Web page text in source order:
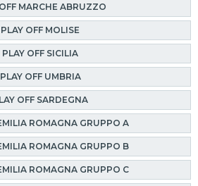
MARCHE ABRUZZO
PLAY OFF MOLISE
PLAY OFF SICILIA
PLAY OFF UMBRIA
OFF SARDEGNA
ROMAGNA GRUPPO A
ROMAGNA GRUPPO B
ROMAGNA GRUPPO C